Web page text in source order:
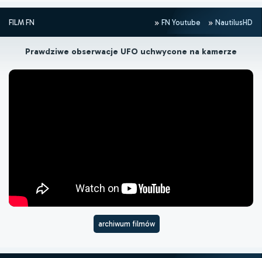
FILM FN FN Youtube NautilusHD
Prawdziwe obserwacje UFO uchwycone na kamerze
archiwum filmów